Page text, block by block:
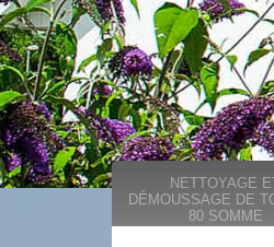
NETTOYAGE
DÉMOUSSAGE DE
80 SOMME